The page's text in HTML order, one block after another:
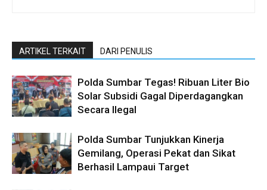
ARTIKEL TERKAIT DARI PENULIS
Polda Sumbar Tegas! Ribuan Liter Bio
Solar Subsidi Gagal Diperdagangkan
Secara Ilegal
Polda Sumbar Tunjukkan Kinerja
Gemilang, Operasi Pekat dan Sikat
Berhasil Lampaui Target